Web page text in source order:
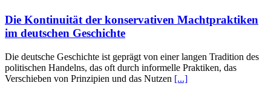
Die Kontinuität der konservativen Machtpraktiken
im deutschen Geschichte
Die deutsche Geschichte ist geprägt von einer langen Tradition des
politischen Handelns, das oft durch informelle Praktiken, das
Verschieben von Prinzipien und das Nutzen [...]